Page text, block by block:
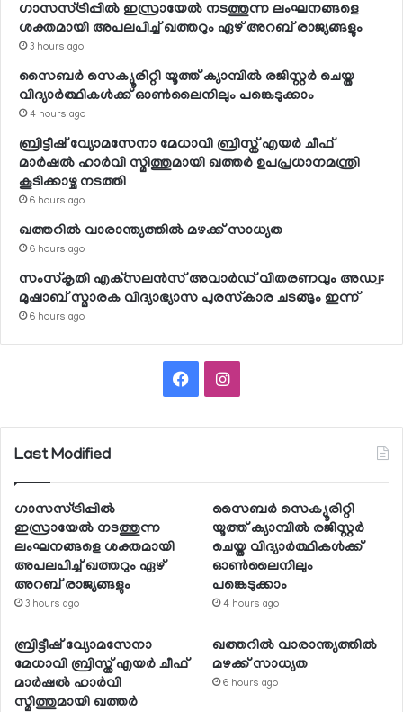
ഗാസസ്ട്രിപ്പില്‍ ഇസ്രായേല്‍ നടത്തുന്ന ലംഘനങ്ങളെ
ശക്തമായി അപലപിച്ച് ഖത്തറും ഏഴ് അറബ് രാജ്യങ്ങളും
3 hours ago
സൈബര്‍ സെക്യൂരിറ്റി യൂത്ത് ക്യാമ്പില്‍ രജിസ്റ്റര്‍ ചെയ്ത
വിദ്യാര്‍ത്ഥികള്‍ക്ക് ഓണ്‍ലൈനിലും പങ്കെടുക്കാം
4 hours ago
ബ്രിട്ടീഷ് വ്യോമസേനാ മേധാവി ബ്രിസ്ത് എയര്‍ ചീഫ്
മാര്‍ഷല്‍ ഹാര്‍വി സ്മിത്തുമായി ഖത്തര്‍ ഉപപ്രധാനമന്ത്രി
കൂടിക്കാഴ്ച നടത്തി
6 hours ago
ഖത്തറില്‍ വാരാന്ത്യത്തില്‍ മഴക്ക് സാധ്യത
6 hours ago
സംസ്‌കൃതി എക്‌സലന്‍സ് അവാര്‍ഡ് വിതരണവും അഡ്വ:
മുഷാബ് സ്മാരക വിദ്യാഭ്യാസ പുരസ്‌കാര ചടങ്ങും ഇന്ന്
6 hours ago
FacebookInstagram
Last Modified
ഗാസസ്ട്രിപ്പില്‍
ഇസ്രായേല്‍ നടത്തുന്ന
ലംഘനങ്ങളെ ശക്തമായി
അപലപിച്ച് ഖത്തറും ഏഴ്
അറബ് രാജ്യങ്ങളും
3 hours ago
സൈബര്‍ സെക്യൂരിറ്റി
യൂത്ത് ക്യാമ്പില്‍ രജിസ്റ്റര്‍
ചെയ്ത വിദ്യാര്‍ത്ഥികള്‍ക്ക്
ഓണ്‍ലൈനിലും
പങ്കെടുക്കാം
4 hours ago
ബ്രിട്ടീഷ് വ്യോമസേനാ
മേധാവി ബ്രിസ്ത് എയര്‍ ചീഫ്
മാര്‍ഷല്‍ ഹാര്‍വി
സ്മിത്തുമായി ഖത്തര്‍
ഖത്തറില്‍ വാരാന്ത്യത്തില്‍
മഴക്ക് സാധ്യത
6 hours ago